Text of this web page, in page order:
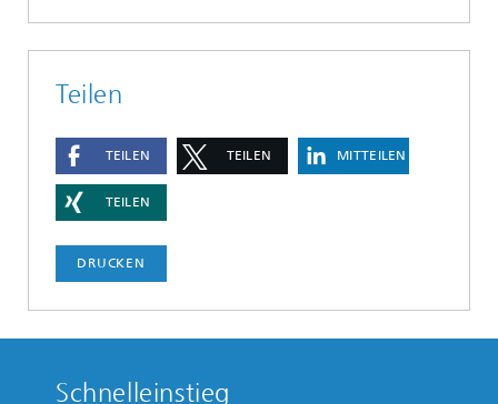
Teilen
TEILEN TEILEN MITTEILEN
TEILEN
DRUCKEN
Schnelleinstieg